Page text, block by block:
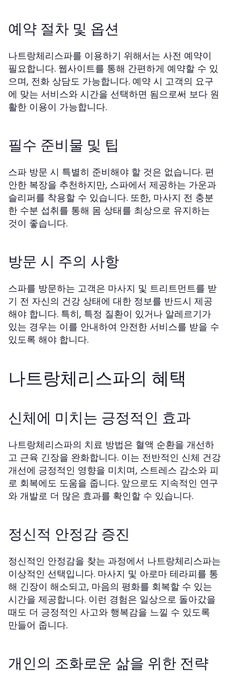
예약 절차 및 옵션
나트랑체리스파를 이용하기 위해서는 사전 예약이
필요합니다. 웹사이트를 통해 간편하게 예약할 수 있
으며, 전화 상담도 가능합니다. 예약 시 고객의 요구
에 맞는 서비스와 시간을 선택하면 됨으로써 보다 원
활한 이용이 가능합니다.
필수 준비물 및 팁
스파 방문 시 특별히 준비해야 할 것은 없습니다. 편
안한 복장을 추천하지만, 스파에서 제공하는 가운과
슬리퍼를 착용할 수 있습니다. 또한, 마사지 전 충분
한 수분 섭취를 통해 몸 상태를 최상으로 유지하는
것이 좋습니다.
방문 시 주의 사항
스파를 방문하는 고객은 마사지 및 트리트먼트를 받
기 전 자신의 건강 상태에 대한 정보를 반드시 제공
해야 합니다. 특히, 특정 질환이 있거나 알레르기가
있는 경우는 이를 안내하여 안전한 서비스를 받을 수
있도록 해야 합니다.
나트랑체리스파의 혜택
신체에 미치는 긍정적인 효과
나트랑체리스파의 치료 방법은 혈액 순환을 개선하
고 근육 긴장을 완화합니다. 이는 전반적인 신체 건강
개선에 긍정적인 영향을 미치며, 스트레스 감소와 피
로 회복에도 도움을 줍니다. 앞으로도 지속적인 연구
와 개발로 더 많은 효과를 확인할 수 있습니다.
정신적 안정감 증진
정신적인 안정감을 찾는 과정에서 나트랑체리스파는
이상적인 선택입니다. 마사지 및 아로마 테라피를 통
해 긴장이 해소되고, 마음의 평화를 회복할 수 있는
시간을 제공합니다. 이런 경험은 일상으로 돌아갔을
때도 더 긍정적인 사고와 행복감을 느낄 수 있도록
만들어 줍니다.
개인의 조화로운 삶을 위한 전략